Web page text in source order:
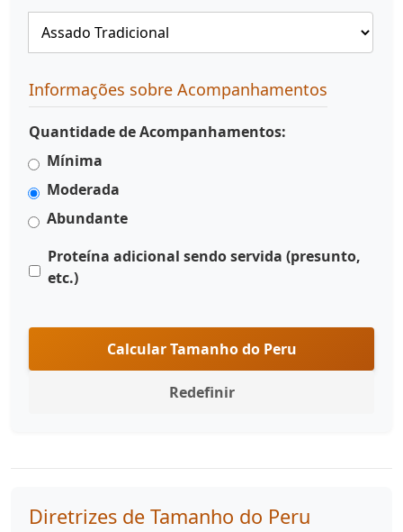
Informações sobre Acompanhamentos
Quantidade de Acompanhamentos:
Mínima
Moderada
Abundante
Proteína adicional sendo servida (presunto,
etc.)
Calcular Tamanho do Peru
Redefinir
Diretrizes de Tamanho do Peru